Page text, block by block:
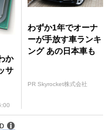
か
サ
わずか1年でオーナ
ーが手放す車ランキ
ング あの日本車も
PR Skyrocket株式会社